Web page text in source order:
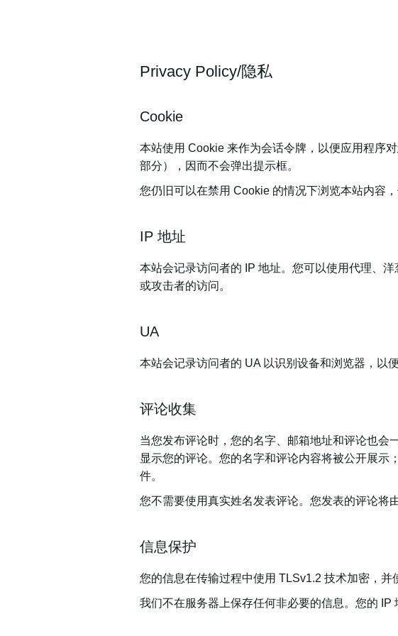
Privacy Policy/隐私
Cookie
本站使用 Cookie 来作为会话令牌，以便应用程序
部分），因而不会弹出提示框。
您仍旧可以在禁用 Cookie 的情况下浏览本站内容
IP 地址
本站会记录访问者的 IP 地址。您可以使用代理、
或攻击者的访问。
UA
本站会记录访问者的 UA 以识别设备和浏览器，以
评论收集
当您发布评论时，您的名字、邮箱地址和评论也会
显示您的评论。您的名字和评论内容将被公开展
件。
您不需要使用真实姓名发表评论。您发表的评论将
信息保护
您的信息在传输过程中使用 TLSv1.2 技术加密，并
我们不在服务器上保存任何非必要的信息。您的 IP